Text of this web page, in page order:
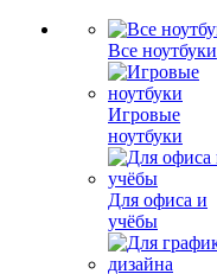
Все ноутбуки
Игровые
ноутбуки
Для офиса и
учёбы